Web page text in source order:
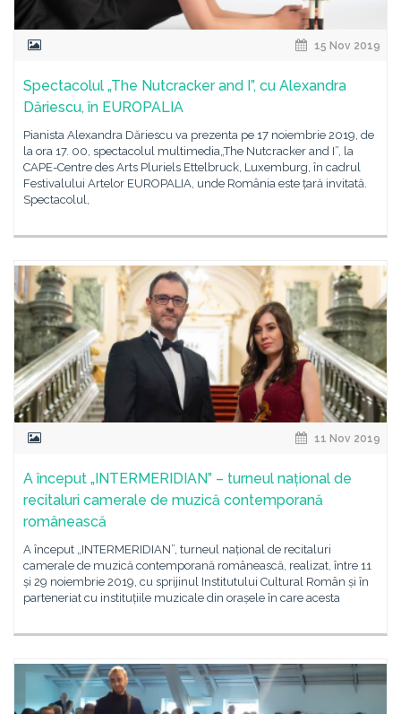
15 Nov 2019
Spectacolul „The Nutcracker and I”, cu Alexandra
Dăriescu, în EUROPALIA
Pianista Alexandra Dăriescu va prezenta pe 17 noiembrie 2019, de
la ora 17. 00, spectacolul multimedia„The Nutcracker and I”, la
CAPE-Centre des Arts Pluriels Ettelbruck, Luxemburg, în cadrul
Festivalului Artelor EUROPALIA, unde România este țară invitată.
Spectacolul,
11 Nov 2019
A început „INTERMERIDIAN” – turneul național de
recitaluri camerale de muzică contemporană
românească
A început „INTERMERIDIAN”, turneul național de recitaluri
camerale de muzică contemporană românească, realizat, între 11
și 29 noiembrie 2019, cu sprijinul Institutului Cultural Român și în
parteneriat cu instituțiile muzicale din orașele în care acesta